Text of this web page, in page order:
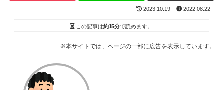
2023.10.19 2022.08.22
この記事は約15分で読めます。
※本サイトでは、ページの一部に広告を表示しています。